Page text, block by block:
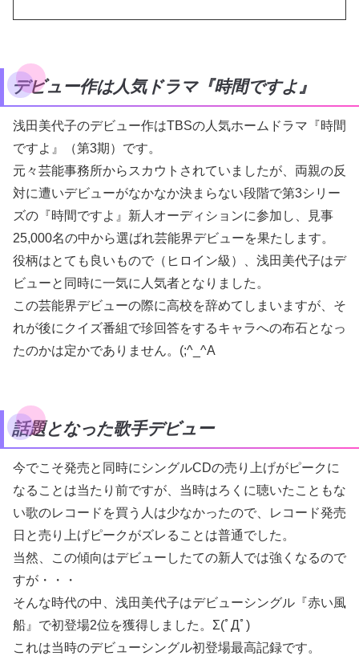
デビュー作は人気ドラマ『時間ですよ』
浅田美代子のデビュー作はTBSの人気ホームドラマ『時間
ですよ』（第3期）です。
元々芸能事務所からスカウトされていましたが、両親の反
対に遭いデビューがなかなか決まらない段階で第3シリー
ズの『時間ですよ』新人オーディションに参加し、見事
25,000名の中から選ばれ芸能界デビューを果たします。
役柄はとても良いもので（ヒロイン級）、浅田美代子はデ
ビューと同時に一気に人気者となりました。
この芸能界デビューの際に高校を辞めてしまいますが、そ
れが後にクイズ番組で珍回答をするキャラへの布石となっ
たのかは定かでありません。(;^_^A
話題となった歌手デビュー
今でこそ発売と同時にシングルCDの売り上げがピークに
なることは当たり前ですが、当時はろくに聴いたこともな
い歌のレコードを買う人は少なかったので、レコード発売
日と売り上げピークがズレることは普通でした。
当然、この傾向はデビューしたての新人では強くなるので
すが・・・
そんな時代の中、浅田美代子はデビューシングル『赤い風
船』で初登場2位を獲得しました。Σ(ﾟДﾟ)
これは当時のデビューシングル初登場最高記録です。